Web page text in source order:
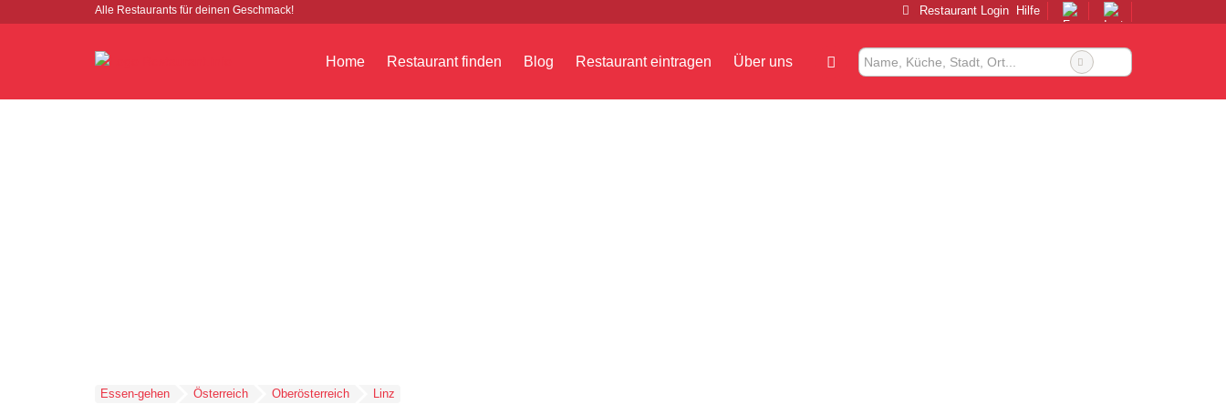
Alle Restaurants für deinen Geschmack! Restaurant Login Hilfe
Home Restaurant finden Blog Restaurant eintragen Über uns
Essen-gehen Österreich Oberösterreich Linz